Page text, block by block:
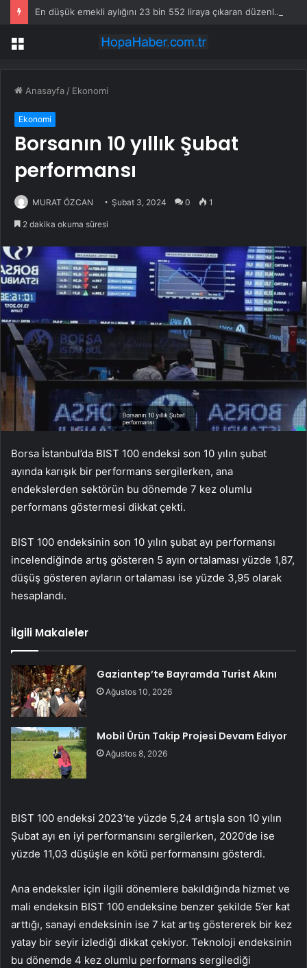
En düşük emekli aylığını 23 bin 552 liraya çıkaran düzenleme yürürlüğe girdi
Menü
Anasayfa / Ekonomi
Ekonomi
Borsanın 10 yıllık Şubat
performansı
MURAT ÖZCAN Şubat 3, 2024 0 1
2 dakika okuma süresi
Borsa İstanbul’da BIST 100 endeksi son 10 yılın şubat
ayında karışık bir performans sergilerken, ana
endekslerden sektörün bu dönemde 7 kez olumlu
performans göstermesi dikkat çekti.
BIST 100 endeksinin son 10 yılın şubat ayı performansı
incelendiğinde artış gösteren 5 ayın ortalaması yüzde 1,87,
düşüş gösteren ayların ortalaması ise yüzde 3,95 olarak
hesaplandı.
İlgili Makaleler
Gaziantep’te Bayramda Turist Akını
Ağustos 10, 2026
Mobil Ürün Takip Projesi Devam Ediyor
Ağustos 8, 2026
BIST 100 endeksi 2023’te yüzde 5,24 artışla son 10 yılın
Şubat ayı en iyi performansını sergilerken, 2020’de ise
yüzde 11,03 düşüşle en kötü performansını gösterdi.
Ana endeksler için ilgili dönemlere bakıldığında hizmet ve
mali endeksin BIST 100 endeksine benzer şekilde 5’er kat
arttığı, sanayi endeksinin ise 7 kat artış göstererek bir kez
yatay bir seyir izlediği dikkat çekiyor. Teknoloji endeksinin
bu dönemde 4 kez olumlu performans sergilediği